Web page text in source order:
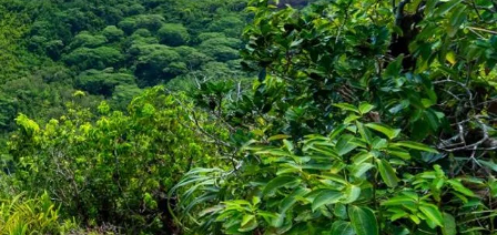
Agile
ACCA - Master’s Degree in
Finance and Accounting - SGH
MSSF w praktyce – studia
podyplomowe
International Finance – studia
podyplomowe
Accounting Explained:
Nieoczywiste przypadki
księgowe
Kawa z Ekspertem
People&Culture – podręczny
niezbędnik w świecie HR